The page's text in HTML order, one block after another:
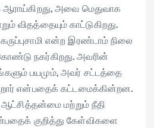
அவை மெதுவாக
விதத்தையும் காட்டுகிறது.
என்ற இரண்டாம் நிலை
நகர்கிறது. அவரின்
பயமும், அவர் சட்டத்தை
என்பதைக் கட்டமைக்கின்றன.
மற்றும் நீதி
குறித்து கேள்விகளை